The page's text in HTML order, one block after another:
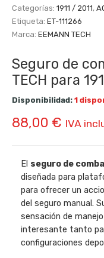
Categorías: 1911 / 2011,
Etiqueta: ET-111266
Marca: EEMANN TECH
Seguro de
TECH para
Disponibilidad: 1
88,00 € IVA
El seguro de
diseñada para
para ofrecer un
del seguro manual.
sensación de
interesante tanto
configuraciones